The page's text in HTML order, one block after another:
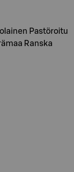
Pastöroitu
Ranska